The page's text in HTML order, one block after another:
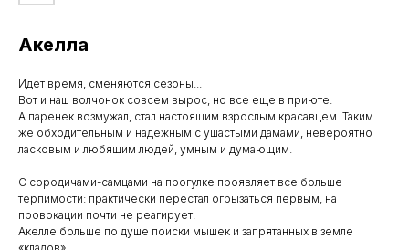
Акелла
Идет время, сменяются сезоны...
Вот и наш волчонок совсем вырос, но все еще в приюте.
А паренек возмужал, стал настоящим взрослым красавцем. Таким
же обходительным и надежным с ушастыми дамами, невероятно
ласковым и любящим людей, умным и думающим.
С сородичами-самцами на прогулке проявляет все больше
терпимости: практически перестал огрызаться первым, на
провокации почти не реагирует.
Акелле больше по душе поиски мышек и запрятанных в земле